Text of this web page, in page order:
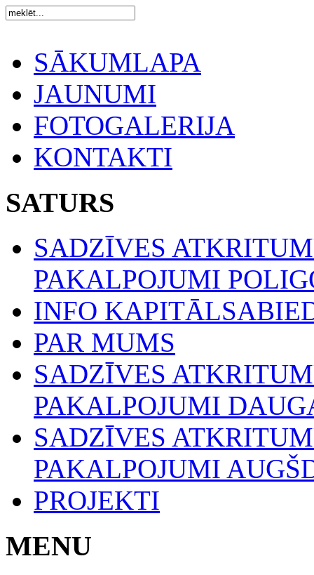
SĀKUMLAPA
JAUNUMI
FOTOGALERIJA
KONTAKTI
SATURS
SADZĪVES
PAKALPOJUMI
INFO
PAR MUMS
SADZĪVES
PAKALPOJUMI
SADZĪVES
PAKALPOJUMI
PROJEKTI
MENU